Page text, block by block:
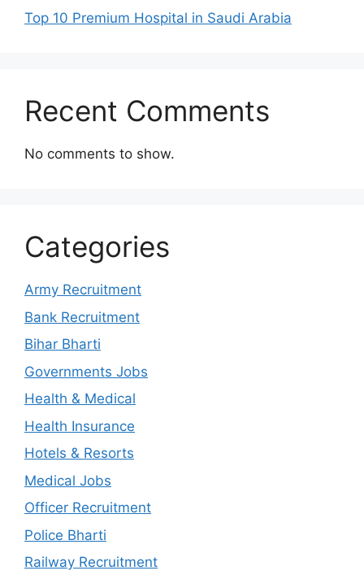
Top 10 Premium Hospital in Saudi Arabia
Recent Comments
No comments to show.
Categories
Army Recruitment
Bank Recruitment
Bihar Bharti
Governments Jobs
Health & Medical
Health Insurance
Hotels & Resorts
Medical Jobs
Officer Recruitment
Police Bharti
Railway Recruitment